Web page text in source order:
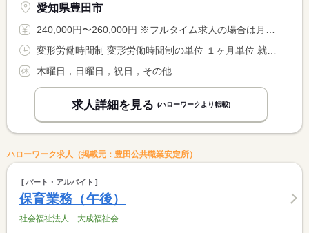
愛知県豊田市
240,000円〜260,000円 ※フルタイム求人の場合は月額（換算額）、パート求人の場合は時間額を表示しています。
木曜日，日曜日，祝日，その他
求人詳細を見る (ハローワークより転載)
ハローワーク求人（掲載元：豊田公共職業安定所）
パート・アルバイト
保育業務（午後）
社会福祉法人 大成福祉会